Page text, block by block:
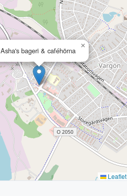
Asha's bageri & caféhörna
×
Leaflet